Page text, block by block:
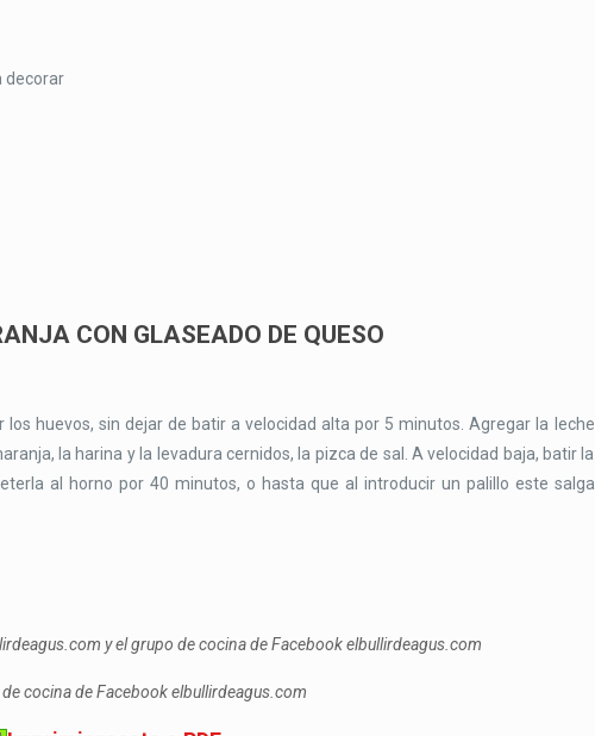
decorar
CON GLASEADO DE QUESO
huevos, sin dejar de batir a velocidad alta por 5 minutos. Agregar la leche
la harina y la levadura cernidos, la pizca de sal. A velocidad baja, batir la
al horno por 40 minutos, o hasta que al introducir un palillo este salga
y el grupo de cocina de Facebook elbullirdeagus.com
cocina de Facebook elbullirdeagus.com